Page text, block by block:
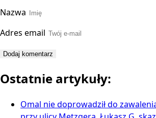
Nazwa
Adres email
Ostatnie artykuły:
Omal nie doprowadził do